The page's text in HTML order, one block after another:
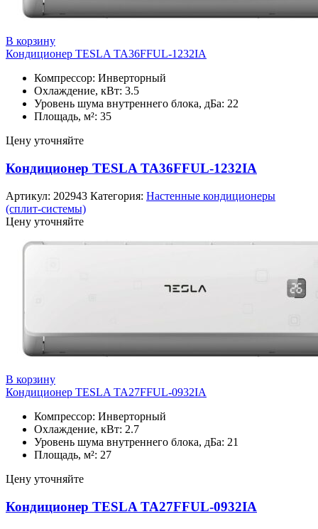
В корзину
Кондиционер TESLA TA36FFUL-1232IA
Компрессор: Инверторный
Охлаждение, кВт: 3.5
Уровень шума внутреннего блока, дБа: 22
Площадь, м²: 35
Цену уточняйте
Кондиционер TESLA TA36FFUL-1232IA
Артикул: 202943 Категория: Настенные кондиционеры
(сплит-системы)
Цену уточняйте
В корзину
Кондиционер TESLA TA27FFUL-0932IA
Компрессор: Инверторный
Охлаждение, кВт: 2.7
Уровень шума внутреннего блока, дБа: 21
Площадь, м²: 27
Цену уточняйте
Кондиционер TESLA TA27FFUL-0932IA